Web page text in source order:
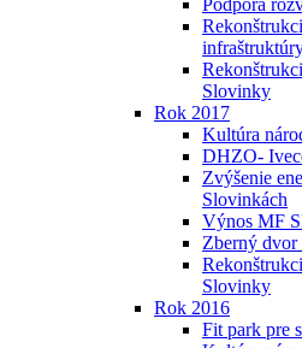
Podpora
Slovinky
Rok 2017
Kultúra
DHZO-
Zvýšenie
Slovinkách
Výnos MF
Zberný
Slovinky
Rok 2016
Fit park pre